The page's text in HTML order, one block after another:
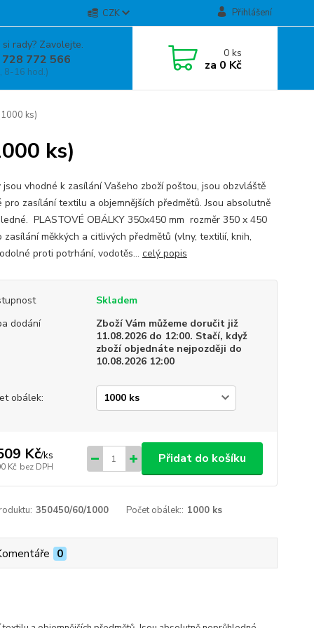
CZK Přihlášení
rady? Zavolejte.
772 566
8-16 hod.)
0ks
za 0 Kč
ks)
ks)
jsou vhodné k zasílání Vašeho zboží poštou, jsou obzvláště
pro zasílání textilu a objemnějších předmětů. Jsou absolutně
PLASTOVÉ OBÁLKY 350x450 mm rozměr 350 x 450
zasílání měkkých a citlivých předmětů (vlny, textilií, knih,
proti potrhání, vodotěs... celý popis
Skladem
dodání
Zboží Vám můžeme doručit již
11.08.2026 do 12:00. Stačí, když
zboží objednáte nejpozději do
10.08.2026 12:00
obálek:
Kč/ks
Kč bez DPH
Přidat do košíku
350450/60/1000 Počet obálek:: 1000 ks
0